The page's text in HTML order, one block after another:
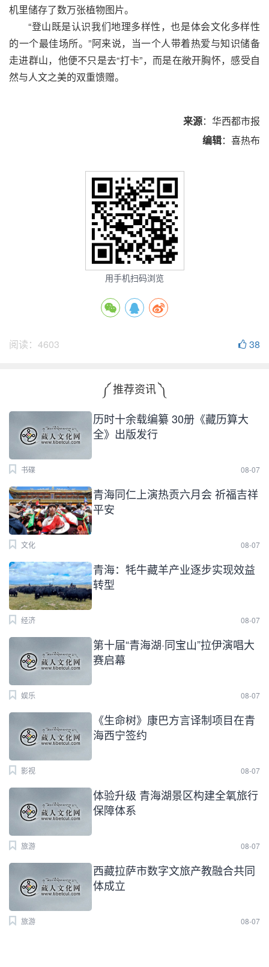
机里储存了数万张植物图片。
“登山既是认识我们地理多样性，也是体会文化多样性
的一个最佳场所。”阿来说，当一个人带着热爱与知识储备
走进群山，他便不只是去“打卡”，而是在敞开胸怀，感受自
然与人文之美的双重馈赠。
来源：华西都市报
编辑：喜热布
用手机扫码浏览
阅读： 4603 38
༼ 推荐资讯 ༽
历时十余载编纂 30册《藏历算大
全》出版发行
08-07
书碟
青海同仁上演热贡六月会 祈福吉祥
平安
08-07
文化
青海：牦牛藏羊产业逐步实现效益
转型
08-07
经济
第十届“青海湖·同宝山”拉伊演唱大
赛启幕
08-07
娱乐
《生命树》康巴方言译制项目在青
海西宁签约
08-07
影视
体验升级 青海湖景区构建全氧旅行
保障体系
08-07
旅游
西藏拉萨市数字文旅产教融合共同
体成立
08-07
旅游